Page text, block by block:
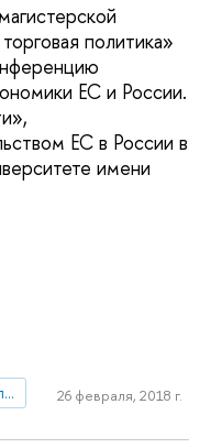
политика»
ЕС и России.
ЕС в России в
имени
Торговая политика. Глобальные цепочки создания стоимости (ГЦС)
26 февраля, 2018 г.